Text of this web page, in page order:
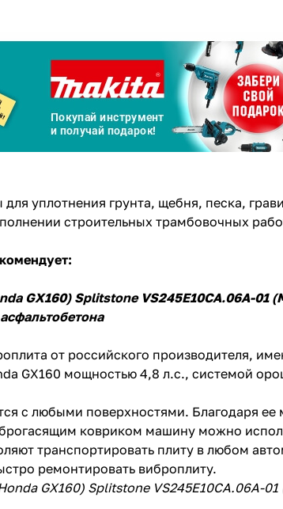
уплотнения грунта, щебня, песка,
строительных трамбовочных
GX160) Splitstone VS245E10CA.06A-01
от российского производителя,
GX160 мощностью 4,8 л.с., системой
с любыми поверхностями. Благодаря ее
ковриком машину можно
транспортировать плиту в любом
ремонтировать виброплиту.
GX160) Splitstone VS245E10CA.06A-
сегодня только
любого банка
товарвыбранный способом
75% будутсписываться
карты по25%каждые 2 недели